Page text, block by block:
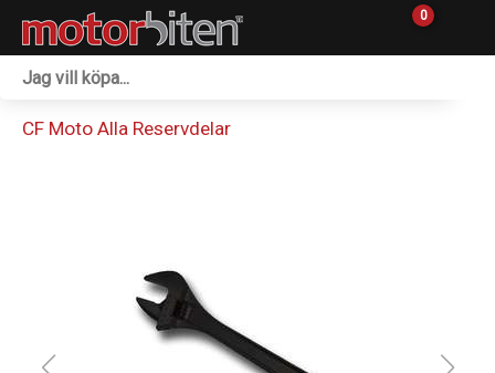
0
Reservdelar
CF Moto Alla Reservdelar